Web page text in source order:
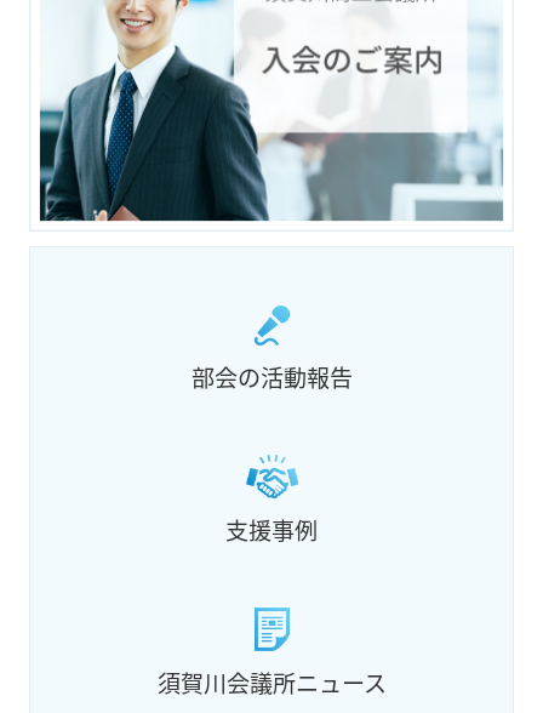
部会の活動報告
支援事例
須賀川会議所ニュース